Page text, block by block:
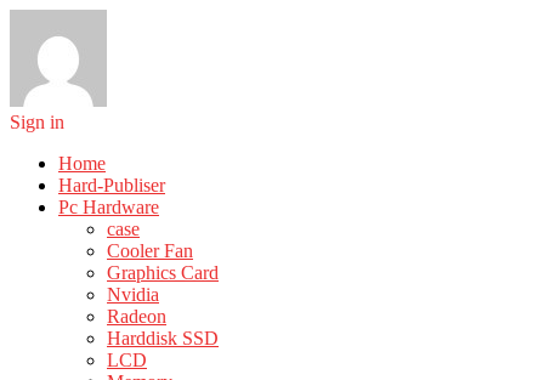
Sign in
Home
Hard-Publiser
Pc Hardware
case
Cooler Fan
Graphics Card
Nvidia
Radeon
Harddisk SSD
LCD